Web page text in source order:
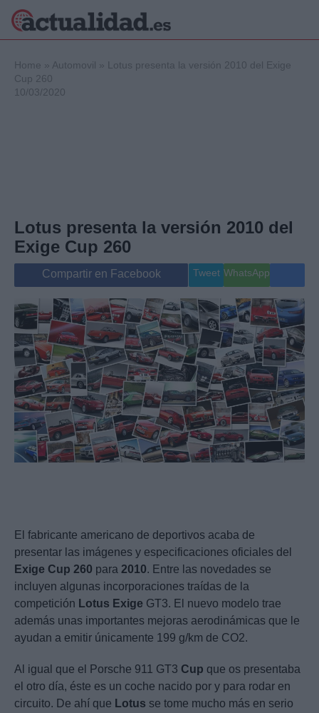
Internacional
Viajes
Musica
Home » Automovil »
Lotus presenta la versión 2010 del Exige
Cup 260
10/03/2020
Lotus presenta la versión 2010 del
Exige Cup 260
Compartir en Facebook Tweet WhatsApp
El fabricante americano de deportivos acaba de
presentar las imágenes y especificaciones oficiales del
Exige Cup 260 para 2010. Entre las novedades se
incluyen algunas incorporaciones traídas de la
competición Lotus Exige GT3. El nuevo modelo trae
además unas importantes mejoras aerodinámicas que le
ayudan a emitir únicamente 199 g/km de CO2.
Al igual que el Porsche 911 GT3 Cup que os presentaba
el otro día, éste es un coche nacido por y para rodar en
circuito. De ahí que Lotus se tome mucho más en serio